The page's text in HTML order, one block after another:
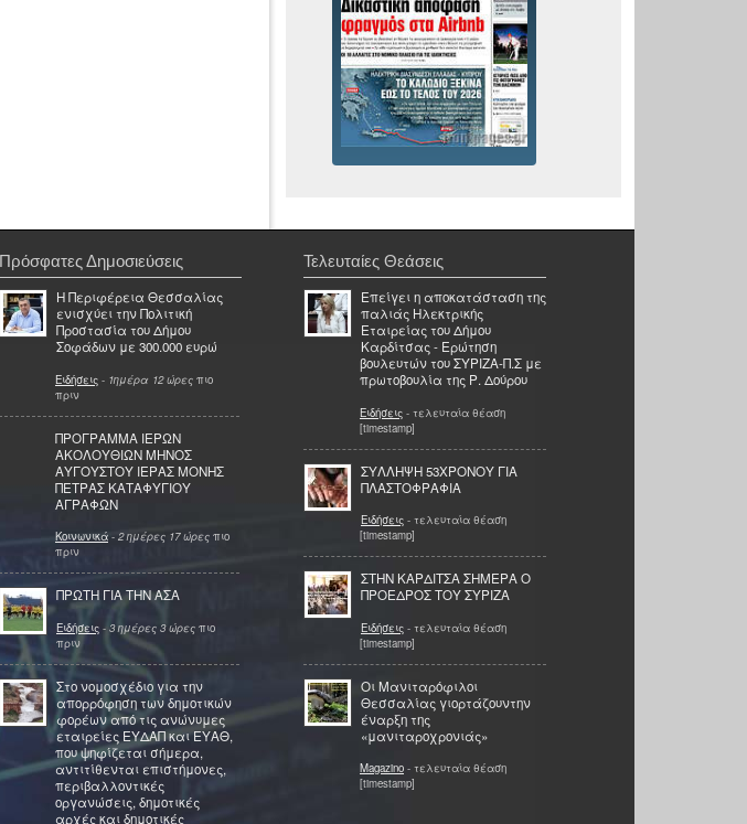
Πρόσφατες Δημοσιεύσεις
Η Περιφέρεια Θεσσαλίας
ενισχύει την Πολιτική
Προστασία του Δήμου
Σοφάδων με 300.000 ευρώ
Ειδήσεις - 1ημέρα 12 ώρες πιο
πριν
ΠΡΟΓΡΑΜΜΑ ΙΕΡΩΝ
ΑΚΟΛΟΥΘΙΩΝ ΜΗΝΟΣ
ΑΥΓΟΥΣΤΟΥ ΙΕΡΑΣ ΜΟΝΗΣ
ΠΕΤΡΑΣ ΚΑΤΑΦΥΓΙΟΥ
ΑΓΡΑΦΩΝ
Κοινωνικά - 2 ημέρες 17 ώρες πιο
πριν
ΠΡΩΤΗ ΓΙΑ ΤΗΝ ΑΣΑ
Ειδήσεις - 3 ημέρες 3 ώρες πιο
πριν
Στο νομοσχέδιο για την
απορρόφηση των δημοτικών
φορέων από τις ανώνυμες
εταιρείες ΕΥΔΑΠ και ΕΥΑΘ,
που ψηφίζεται σήμερα,
αντιτίθενται επιστήμονες,
περιβαλλοντικές
οργανώσεις, δημοτικές
αρχές και δημοτικές
Τελευταίες Θεάσεις
Επείγει η αποκατάσταση της
παλιάς Ηλεκτρικής
Εταιρείας του Δήμου
Καρδίτσας - Ερώτηση
βουλευτών του ΣΥΡΙΖΑ-Π.Σ με
πρωτοβουλία της Ρ. Δούρου
Ειδήσεις - τελευταία θέαση
[timestamp]
ΣΥΛΛΗΨΗ 53ΧΡΟΝΟΥ ΓΙΑ
ΠΛΑΣΤΟΦΡΑΦΙΑ
Ειδήσεις - τελευταία θέαση
[timestamp]
ΣΤΗΝ ΚΑΡΔΙΤΣΑ ΣΗΜΕΡΑ Ο
ΠΡΟΕΔΡΟΣ ΤΟΥ ΣΥΡΙΖΑ
Ειδήσεις - τελευταία θέαση
[timestamp]
Οι Μανιταρόφιλοι
Θεσσαλίας γιορτάζουντην
έναρξη της
«μανιταροχρονιάς»
Magazino - τελευταία θέαση
[timestamp]